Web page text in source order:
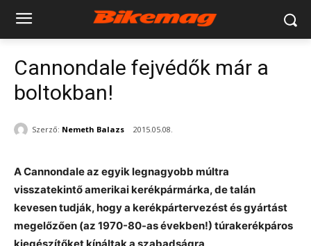
Cannondale fejvédők már a
boltokban!
Szerző: Nemeth Balazs 2015.05.08.
A Cannondale az egyik legnagyobb múltra
visszatekintő amerikai kerékpármárka, de talán
kevesen tudják, hogy a kerékpártervezést és gyártást
megelőzően (az 1970-80-as években!) túrakerékpáros